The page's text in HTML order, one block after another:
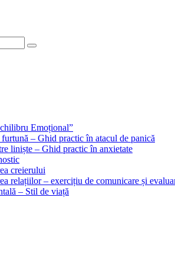
Emoțional”
– Ghid practic în atacul de panică
liniște – Ghid practic în anxietate
creierului
relațiilor – exercițiu de comunicare și
– Stil de viață